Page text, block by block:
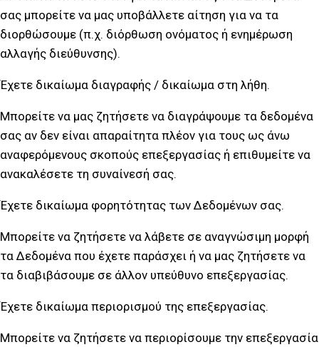
σας μπορείτε να μας υποβάλλετε αίτηση για να τα
διορθώσουμε (π.χ. διόρθωση ονόματος ή ενημέρωση
αλλαγής διεύθυνσης).
Έχετε δικαίωμα διαγραφής / δικαίωμα στη λήθη.
Μπορείτε να μας ζητήσετε να διαγράψουμε τα δεδομένα
σας αν δεν είναι απαραίτητα πλέον για τους ως άνω
αναφερόμενους σκοπούς επεξεργασίας ή επιθυμείτε να
ανακαλέσετε τη συναίνεσή σας.
Έχετε δικαίωμα φορητότητας των Δεδομένων σας.
Μπορείτε να ζητήσετε να λάβετε σε αναγνώσιμη μορφή
τα Δεδομένα που έχετε παράσχει ή να μας ζητήσετε να
τα διαβιβάσουμε σε άλλον υπεύθυνο επεξεργασίας.
Έχετε δικαίωμα περιορισμού της επεξεργασίας.
Μπορείτε να ζητήσετε να περιορίσουμε την επεξεργασία